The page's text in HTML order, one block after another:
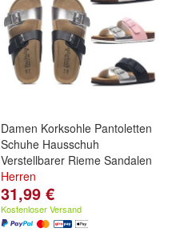
Damen Korksohle Pantoletten
Schuhe Hausschuh
Verstellbarer Rieme Sandalen
Herren
31,99 €
Kostenloser Versand